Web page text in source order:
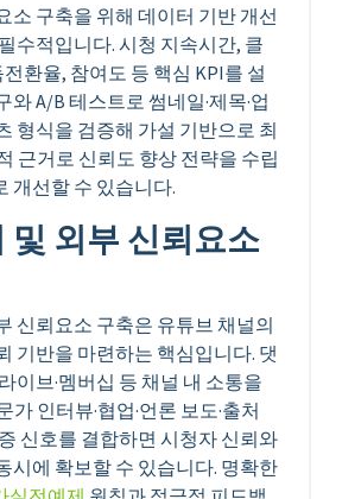
소 구축을 위해 데이터 기반 개선
수적입니다. 시청 지속시간, 클
환율, 참여도 등 핵심 KPI를 설
와 A/B 테스트로 썸네일·제목·업
형식을 검증해 가설 기반으로 최
근거로 신뢰도 향상 전략을 수립
개선할 수 있습니다.
및 외부 신뢰요소
신뢰요소 구축은 유튜브 채널의
기반을 마련하는 핵심입니다. 댓
이브·멤버십 등 채널 내 소통을
가 인터뷰·협업·언론 보도·출처
신호를 결합하면 시청자 신뢰와
시에 확보할 수 있습니다. 명확한